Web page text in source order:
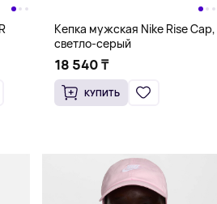
Кепка мужская Nike Rise Cap,
светло-серый
18 540 ₸
КУПИТЬ